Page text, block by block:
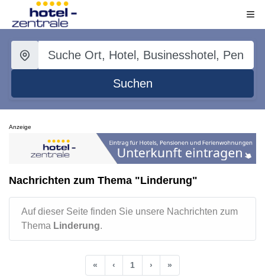
Suchen
Anzeige
Nachrichten zum Thema "Linderung"
Auf dieser Seite finden Sie unsere Nachrichten zum
Thema Linderung.
« ‹ 1 › »